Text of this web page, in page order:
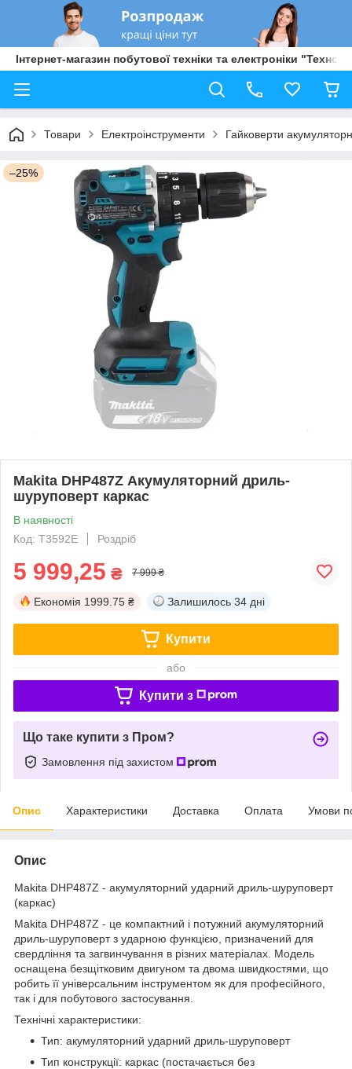
Інтернет-магазин побутової техніки та електроніки "Техно
Товари Електроінструменти Гайковерти
–25%
Makita DHP487Z Акумуляторний дриль-
шуруповерт каркас
В наявності
Код: T3592E
Роздріб
5 999,25 ₴ 7 999 ₴
Економія 1999.75 ₴ Залишилось 34 дні
Купити
або
Купити з
Що таке купити з Пром?
Замовлення під захистом
Опис Характеристики Доставка Оплата Умови
Опис
Makita DHP487Z - акумуляторний ударний дриль-шуруповерт
(каркас)
Makita DHP487Z - це компактний і потужний акумуляторний
дриль-шуруповерт з ударною функцією, призначений для
свердління та загвинчування в різних матеріалах. Модель
оснащена безщітковим двигуном та двома швидкостями, що
робить її універсальним інструментом як для професійного,
так і для побутового застосування.
Технічні характеристики:
Тип: акумуляторний ударний дриль-шуруповерт
Тип конструкції: каркас (постачається без